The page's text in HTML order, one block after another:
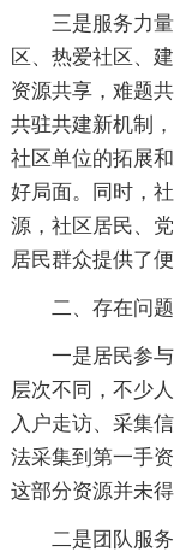
三是服务力
区、热爱社区、
资源共享，难题
共驻共建新机制
社区单位的拓展
好局面。同时，
源，社区居民、
居民群众提供了便
二、存在问
一是居民参
层次不同，不少
入户走访、采集
法采集到第一手
这部分资源并未
二是团队服